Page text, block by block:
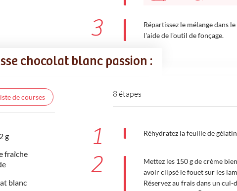
3
Répartissez le mélange dans
l'aide de l'outil de fonçage.
chocolat blanc passion :
de courses
g
fraîche
blanc
8 étapes
1 Réhydratez la feuille de
2
Mettez les 150 g de crème
avoir clipsé le fouet sur les
Réservez au frais dans un cul-